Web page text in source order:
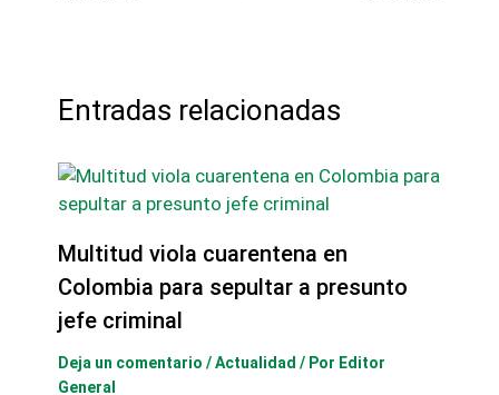
Entradas relacionadas
Multitud viola cuarentena en
Colombia para sepultar a presunto
jefe criminal
Deja un comentario /Actualidad / Por Editor
General